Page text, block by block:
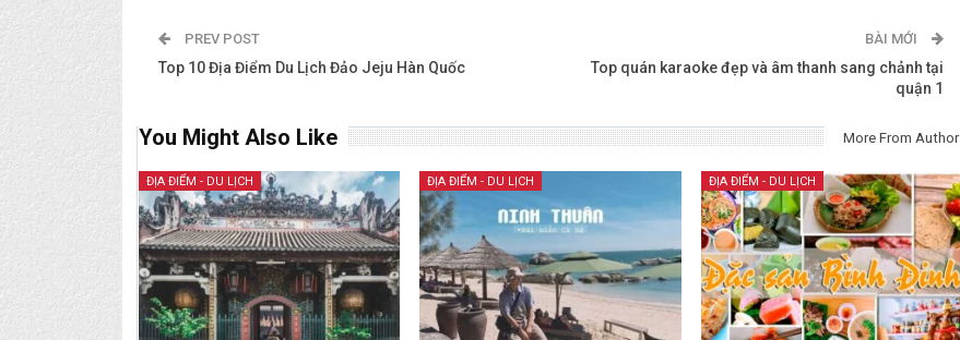
PREV POST
Top 10 Địa Điểm Du Lịch Đảo Jeju Hàn Quốc
BÀI MỚI
Top quán karaoke đẹp và âm thanh sang chảnh tại
quận 1
You Might Also Like More From Author
ĐỊA ĐIỂM - DU LỊCH ĐỊA ĐIỂM - DU LỊCH ĐỊA ĐIỂM - DU LỊCH